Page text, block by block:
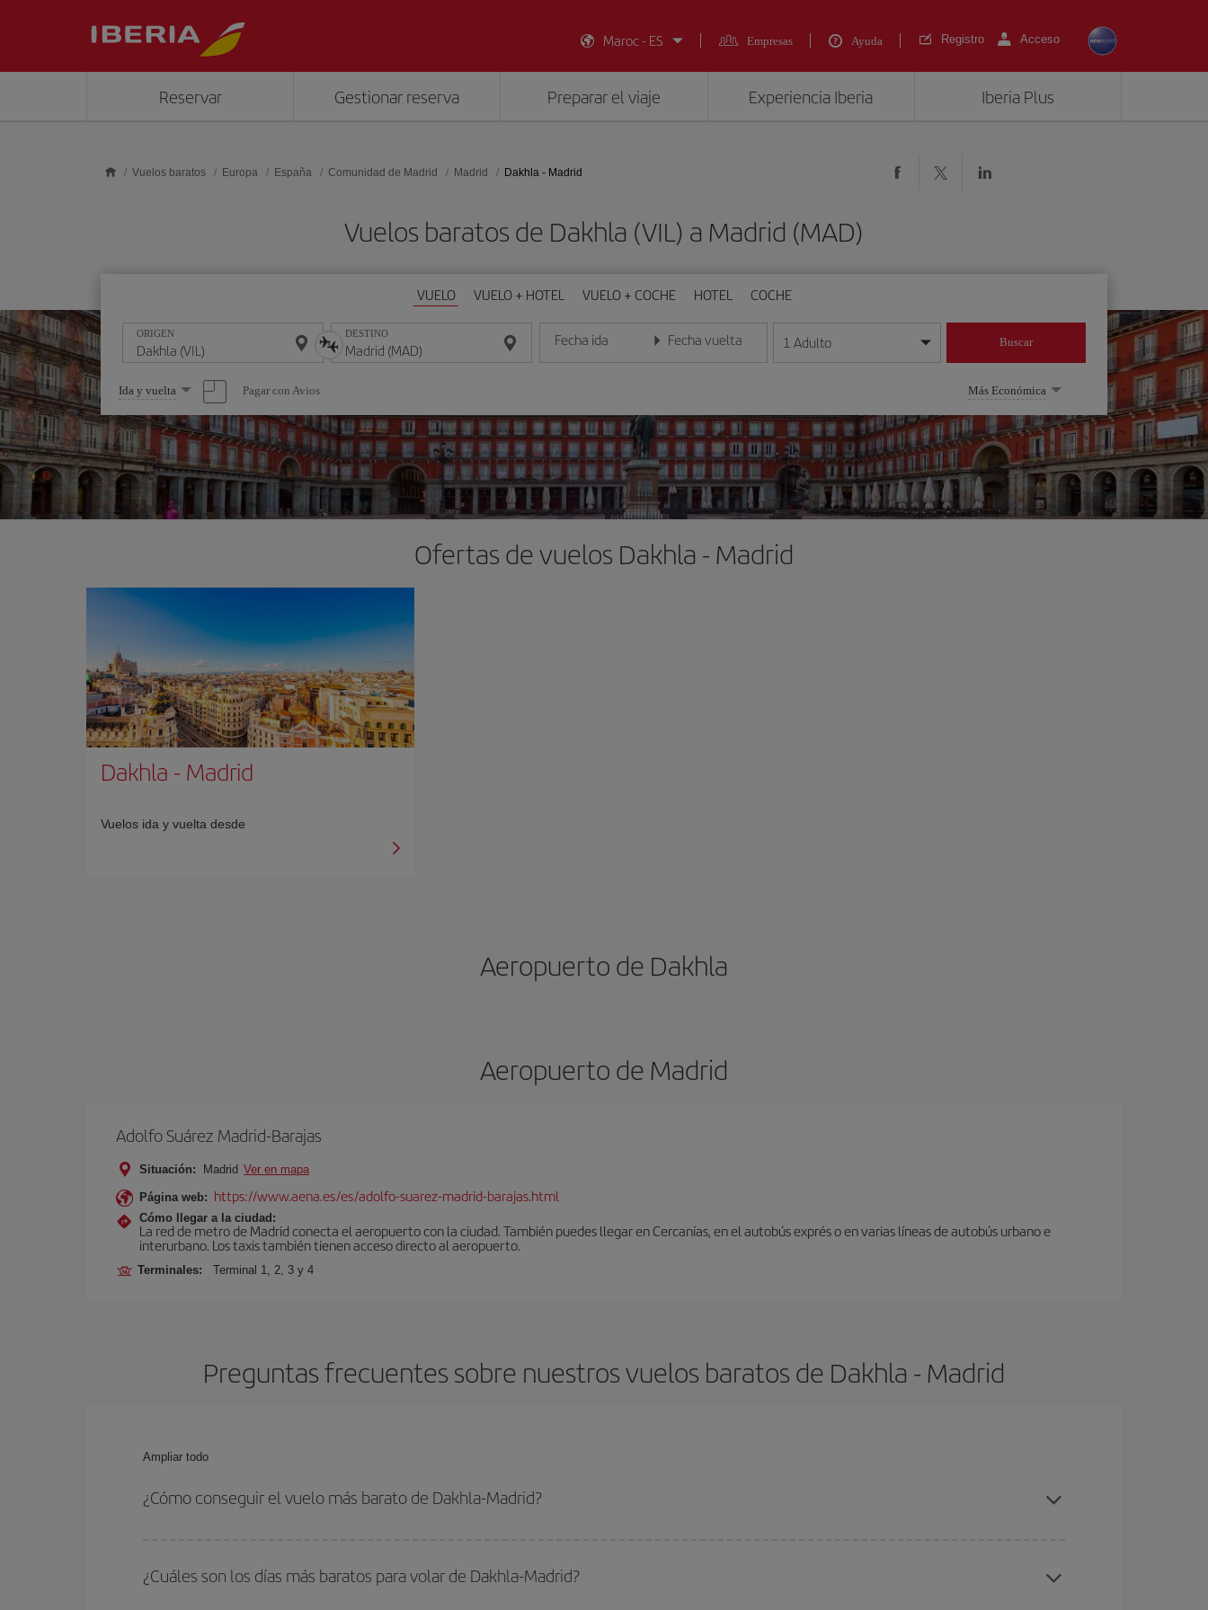
Maroc - ES
Empresas Ayuda Registro Acceso
Reservar Gestionar reserva Preparar el viaje Experiencia Iberia Iberia Plus
Vuelos baratos Europa España Comunidad de Madrid Madrid Dakhla - Madrid
Vuelos baratos de Dakhla (VIL) a Madrid (MAD)
VUELO VUELO + HOTEL VUELO + COCHE HOTEL COCHE
ORIGEN DESTINO Fecha ida
Introduce la fecha en formato día/mes/año
Fecha vuelta
Introduce la fecha en formato día/mes/año
1 Adulto Buscar
Seleccione
una
opción
Ida y vuelta Pagar con Avios Más Económica
Ofertas de vuelos Dakhla - Madrid
Dakhla - Madrid
Vuelos ida y vuelta desde
Aeropuerto de Dakhla
Aeropuerto de Madrid
Adolfo Suárez Madrid-Barajas
Situación: Madrid Ver en mapa
Página web: https://www.aena.es/es/adolfo-suarez-madrid-barajas.html
Cómo llegar a la ciudad:
La red de metro de Madrid conecta el aeropuerto con la ciudad. También puedes llegar en Cercanías, en el autobús exprés o en varias líneas de autobús urbano e
interurbano. Los taxis también tienen acceso directo al aeropuerto.
Terminales: Terminal 1, 2, 3 y 4
Preguntas frecuentes sobre nuestros vuelos baratos de Dakhla - Madrid
Ampliar todo
¿Cómo conseguir el vuelo más barato de Dakhla-Madrid?
fechas y horarios de ida y vuelta.
¿Cuáles son los días más baratos para volar de Dakhla-Madrid?